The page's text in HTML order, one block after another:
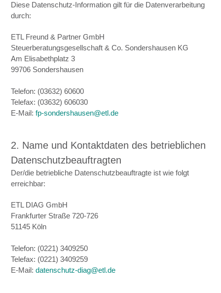
Diese Datenschutz-Information gilt für die Datenverarbeitung
durch:
ETL Freund & Partner GmbH
Steuerberatungsgesellschaft & Co. Sondershausen KG
Am Elisabethplatz 3
99706 Sondershausen
Telefon: (03632) 60600
Telefax: (03632) 606030
E-Mail: fp-sondershausen@etl.de
2. Name und Kontaktdaten des betrieblichen
Datenschutzbeauftragten
Der/die betriebliche Datenschutzbeauftragte ist wie folgt
erreichbar:
ETL DIAG GmbH
Frankfurter Straße 720-726
51145 Köln
Telefon: (0221) 3409250
Telefax: (0221) 3409259
E-Mail: datenschutz-diag@etl.de